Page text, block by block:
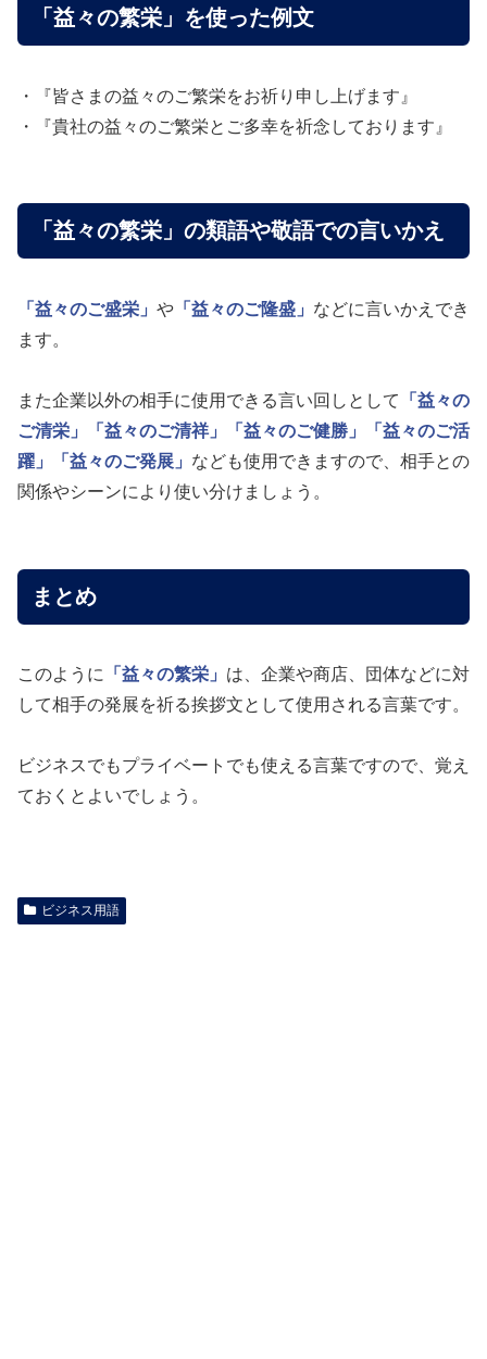
「益々の繁栄」を使った例文
・『皆さまの益々のご繁栄をお祈り申し上げます』
・『貴社の益々のご繁栄とご多幸を祈念しております』
「益々の繁栄」の類語や敬語での言いかえ
「益々のご盛栄」 や 「益々のご隆盛」 などに言いかえでき
ます。
また企業以外の相手に使用できる言い回しとして
「益々の
ご清栄」
「益々のご清祥」 「益々のご健勝」
「益々のご活
躍」
「益々のご発展」 なども使用できますので、相手との
関係やシーンにより使い分けましょう。
まとめ
このように 「益々の繁栄」 は、企業や商店、団体などに対
して相手の発展を祈る挨拶文として使用される言葉です。
ビジネスでもプライベートでも使える言葉ですので、覚え
ておくとよいでしょう。
ビジネス用語